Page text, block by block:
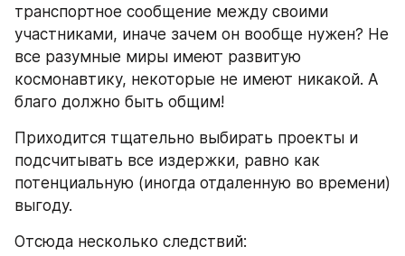
транспортное сообщение между своими
участниками, иначе зачем он вообще нужен? Не
все разумные миры имеют развитую
космонавтику, некоторые не имеют никакой. А
благо должно быть общим!
Приходится тщательно выбирать проекты и
подсчитывать все издержки, равно как
потенциальную (иногда отдаленную во времени)
выгоду.
Отсюда несколько следствий: